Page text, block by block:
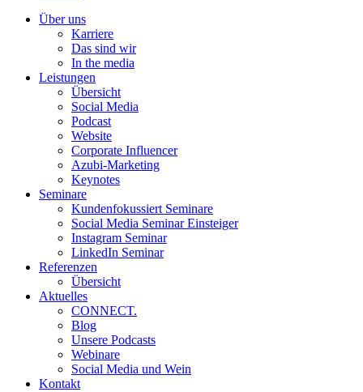
Über uns
Karriere
Das sind wir
In the media
Leistungen
Übersicht
Social Media
Podcast
Website
Corporate Influencer
Azubi-Marketing
Keynotes
Seminare
Kundenfokussiert Seminare
Social Media Seminar Einsteiger
Instagram Seminar
LinkedIn Seminar
Referenzen
Übersicht
Aktuelles
CONNECT.
Blog
Unsere Podcasts
Webinare
Social Media und Wein
Kontakt